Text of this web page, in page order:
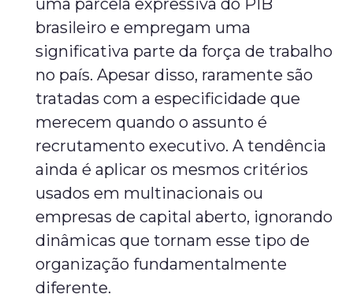
uma parcela expressiva do PIB
brasileiro e empregam uma
significativa parte da força de trabalho
no país. Apesar disso, raramente são
tratadas com a especificidade que
merecem quando o assunto é
recrutamento executivo. A tendência
ainda é aplicar os mesmos critérios
usados em multinacionais ou
empresas de capital aberto, ignorando
dinâmicas que tornam esse tipo de
organização fundamentalmente
diferente.